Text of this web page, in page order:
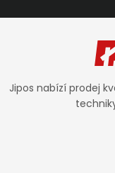
Zápatí
Jipos nabízí prodej